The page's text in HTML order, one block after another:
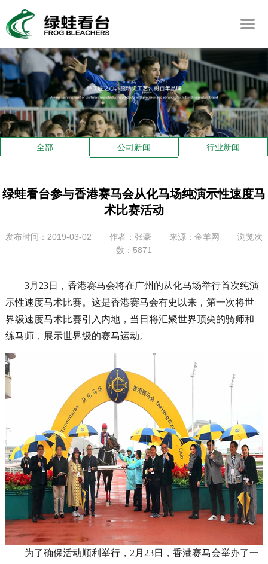
全部 公司新闻 行业新闻
绿蛙看台参与香港赛马会从化马场纯演示性速度马
术比赛活动
发布时间：2019-03-02 作者：张豪 来源：金羊网
浏览次
数：5871
3月23日，香港赛马会将在广州的从化马场举行首次纯演
示性速度马术比赛。这是香港赛马会有史以来，第一次将世
界级速度马术比赛引入内地，当日将汇聚世界顶尖的骑师和
练马师，展示世界级的赛马运动。
为了确保活动顺利举行，2月23日，香港赛马会举办了一